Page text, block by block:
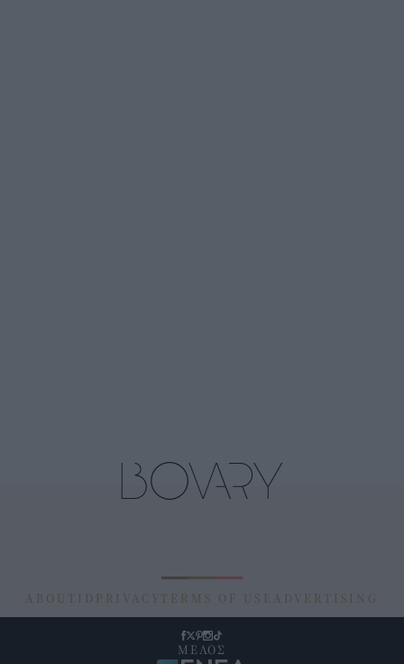
ABOUT ID PRIVACY TERMS OF USE ADVERTISING
ΜΕΛΟΣ